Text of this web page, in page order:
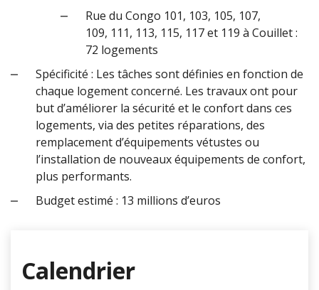
Rue du Congo 101, 103, 105, 107,
109, 111, 113, 115, 117 et 119 à Couillet :
72 logements
Spécificité : Les tâches sont définies en fonction de
chaque logement concerné. Les travaux ont pour
but d’améliorer la sécurité et le confort dans ces
logements, via des petites réparations, des
remplacement d’équipements vétustes ou
l’installation de nouveaux équipements de confort,
plus performants.
Budget estimé : 13 millions d’euros
Calendrier